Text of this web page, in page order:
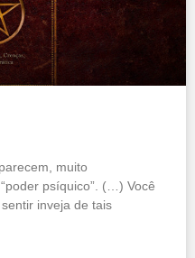
muito
psíquico”. (…) Você
inveja de tais